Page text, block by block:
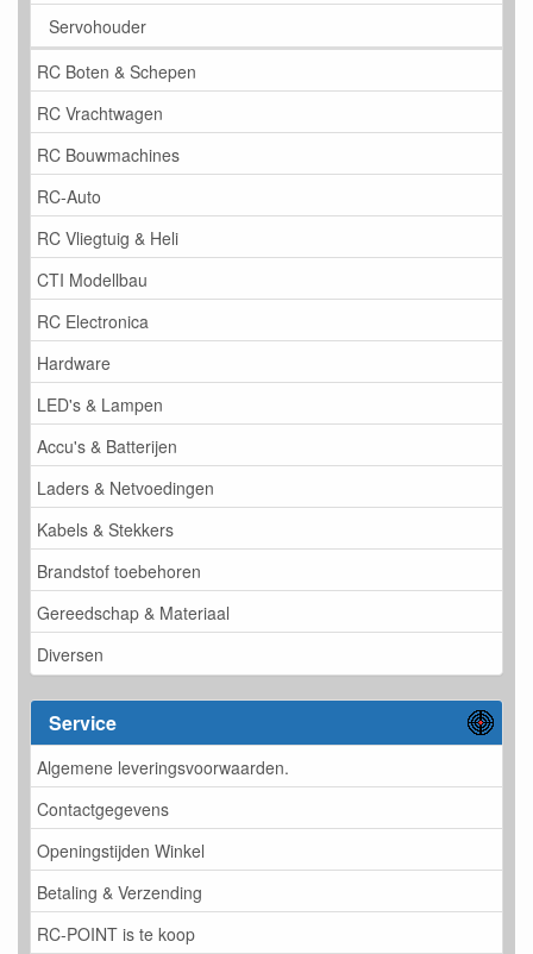
Servohouder
RC Boten & Schepen
RC Vrachtwagen
RC Bouwmachines
RC-Auto
RC Vliegtuig & Heli
CTI Modellbau
RC Electronica
Hardware
LED's & Lampen
Accu's & Batterijen
Laders & Netvoedingen
Kabels & Stekkers
Brandstof toebehoren
Gereedschap & Materiaal
Diversen
Service
Algemene leveringsvoorwaarden.
Contactgegevens
Openingstijden Winkel
Betaling & Verzending
RC-POINT is te koop